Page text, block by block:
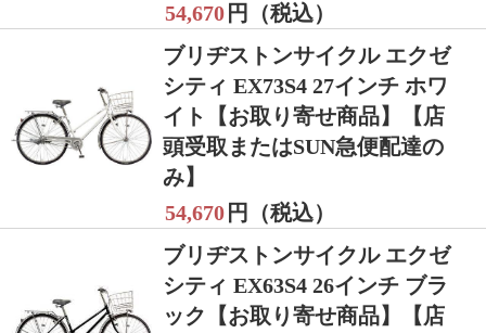
54,670 円（税込）
ブリヂストンサイクル エクゼ
シティ EX73S4 27インチ ホワ
イト【お取り寄せ商品】【店
頭受取またはSUN急便配達の
み】
54,670 円（税込）
ブリヂストンサイクル エクゼ
シティ EX63S4 26インチ ブラ
ック【お取り寄せ商品】【店